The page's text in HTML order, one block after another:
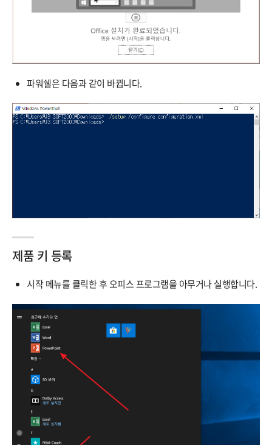
파워쉘은 다음과 같이 바뀝니다.
제품 키 등록
시작 메뉴를 클릭한 후 오피스 프로그램을 아무거나 실행합니다.